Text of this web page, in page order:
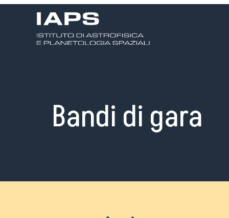
Bandi di gara